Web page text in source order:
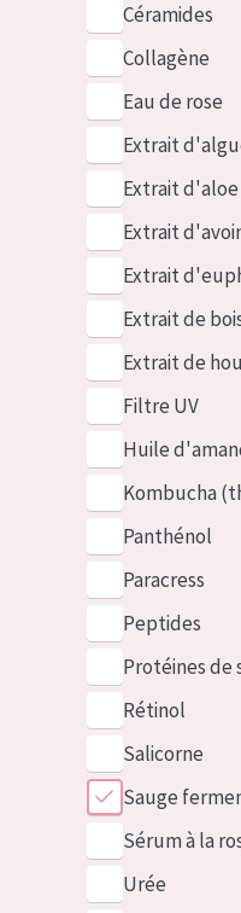
Céramides
Collagène
Eau de rose
Extrait
Extrait d'aloe
Extrait
Extrait
Extrait de
Extrait de
Filtre UV
Huile
Kombucha
Panthénol
Paracress
Peptides
Protéines de
Rétinol
Salicorne
Sauge
Sérum à la
Urée